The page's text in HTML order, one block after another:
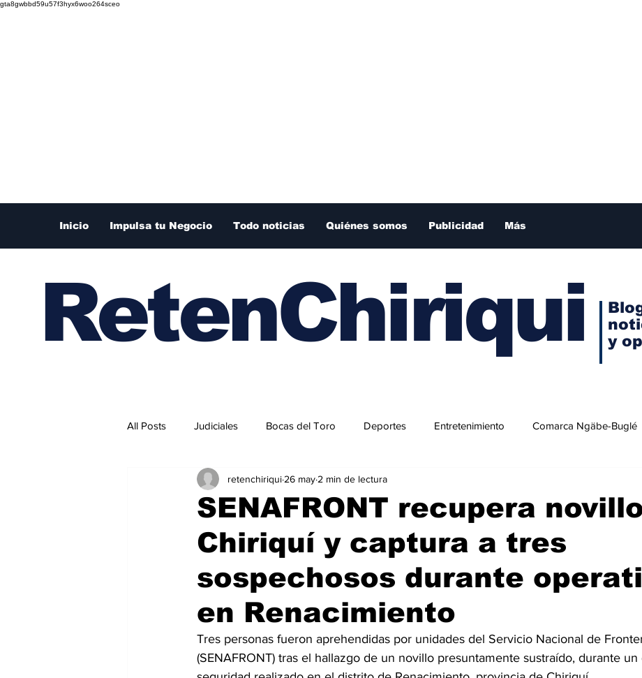
gta8gwbbd59u57f3hyx6woo264sceo
Inicio Impulsa tu Negocio Todo noticias Quiénes somos Publicidad Más
RetenChiriqui
y
All Posts Judiciales Bocas del Toro Deportes Entretenimiento Comarca Ngäbe-Buglé
Internacionales
SENAFRONT recupera
Chiriquí y captura a tres
sospechosos durante
en Renacimiento
retenchiriqui 26 may 2 min de lectura
Tres personas fueron aprehendidas por unidades del Servicio Nacional de
(SENAFRONT) tras el hallazgo de un novillo presuntamente sustraído, durante